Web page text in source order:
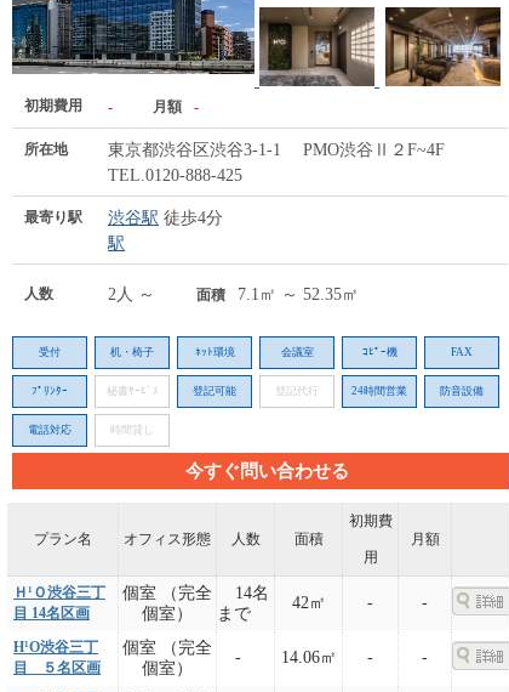
初期費用 - 月額 -
所在地
東京都渋谷区渋谷3-1-1 PMO渋谷Ⅱ２F~4F
TEL.0120-888-425
最寄り駅 渋谷駅 徒歩4分
駅
人数 2人 ～ 面積 7.1㎡ ～ 52.35㎡
受付 机・椅子 ﾈｯﾄ環境 会議室 ｺﾋﾟｰ機 FAX
ﾌﾟﾘﾝﾀｰ 秘書ｻｰﾋﾞｽ 登記可能 登記代行 24時間営業 防音設備
電話対応 時間貸し
今すぐ問い合わせる
プラン名 オフィス形態 人数 面積
初期費
用
月額
Ｈ¹Ｏ渋谷三丁
目 14名区画
個室 （完全
個室）
14名
まで
42㎡ - -
H¹O渋谷三丁
目 ５名区画
個室 （完全
個室）
- 14.06㎡ - -